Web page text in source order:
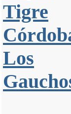
Tigre
Los